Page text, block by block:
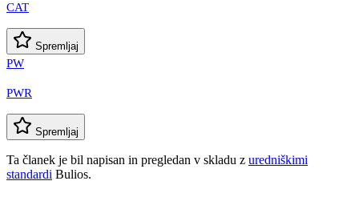
CAT
Spremljaj
PW
PWR
Spremljaj
Ta članek je bil napisan in pregledan v skladu z uredniškimi
standardi Bulios.